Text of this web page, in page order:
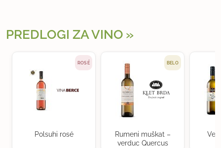
PREDLOGI ZA VINO
ROSÉ
Polsuhi rosé
BELO
Rumeni muškat –
verduc Quercus